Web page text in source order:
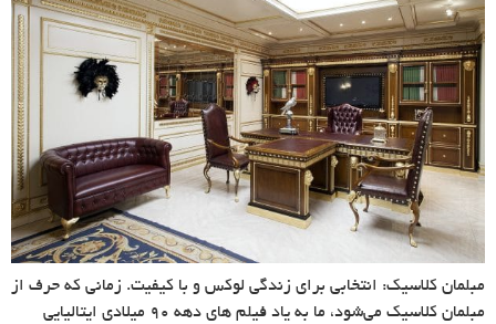
مبلمان کلاسیک: انتخابی برای زندگی لوکس و با کیفیت. زمانی که حرف از
مبلمان کلاسیک می‌شود، ما به یاد فیلم های دهه 90 میلادی ایتالیایی